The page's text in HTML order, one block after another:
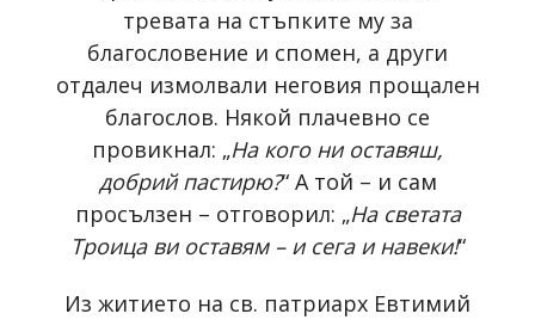
тревата на стъпките му за
благословение и спомен, а други
отдалеч измолвали неговия прощален
благослов. Някой плачевно се
провикнал: „На кого ни оставяш,
добрий пастирю?“ А той – и сам
просълзен – отговорил: „На светата
Троица ви оставям – и сега и навеки!“
Из житието на св. патриарх Евтимий